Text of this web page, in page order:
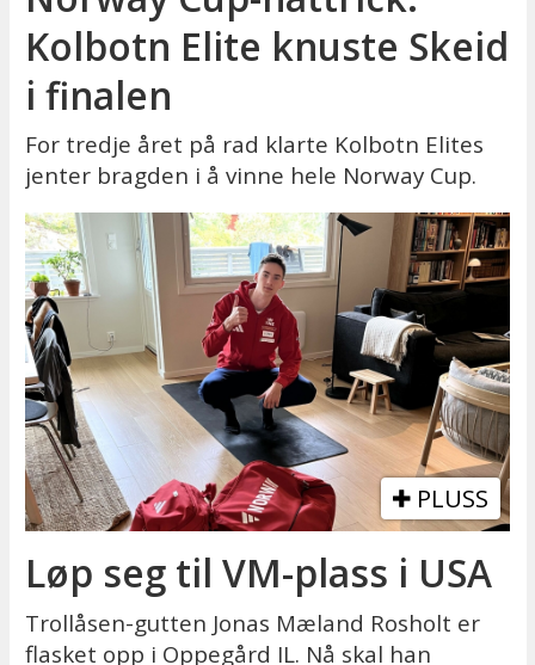
Kolbotn Elite knuste Skeid
i finalen
For tredje året på rad klarte Kolbotn Elites
jenter bragden i å vinne hele Norway Cup.
PLUSS
Løp seg til VM-plass i USA
Trollåsen-gutten Jonas Mæland Rosholt er
flasket opp i Oppegård IL. Nå skal han